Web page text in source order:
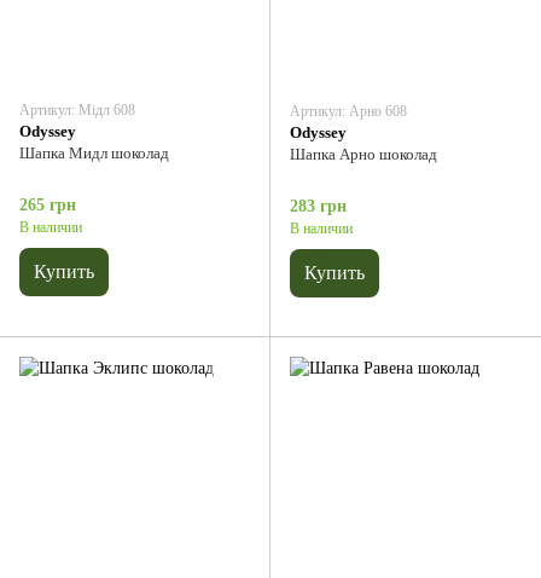
Артикул: Мідл 608
Odyssey
Шапка Мидл шоколад
265 грн
В наличии
Купить
Артикул: Арно 608
Odyssey
Шапка Арно шоколад
283 грн
В наличии
Купить